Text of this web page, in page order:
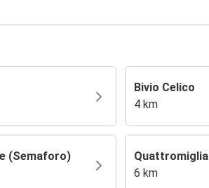
Bivio Celico
4 km
(Semaforo)
Quattromiglia
6 km